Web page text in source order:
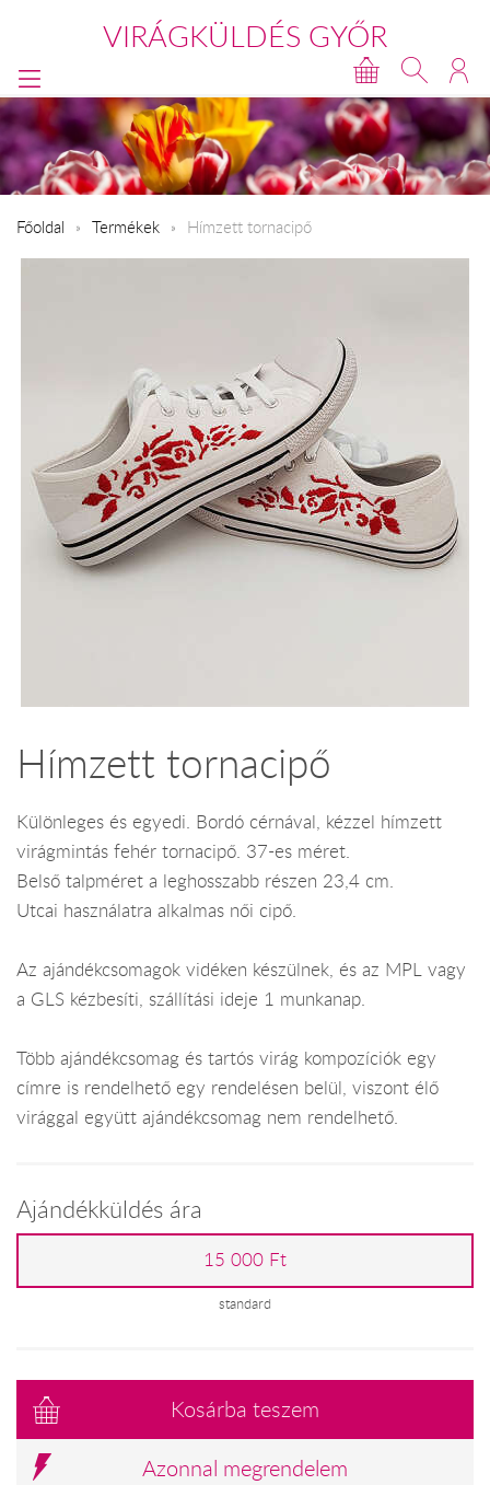
VIRÁGKÜLDÉS GYŐR
Főoldal Termékek Hímzett tornacipő
Hímzett tornacipő
Különleges és egyedi. Bordó cérnával, kézzel hímzett
virágmintás fehér tornacipő. 37-es méret.
Belső talpméret a leghosszabb részen 23,4 cm.
Utcai használatra alkalmas női cipő.
Az ajándékcsomagok vidéken készülnek, és az MPL vagy
a GLS kézbesíti, szállítási ideje 1 munkanap.
Több ajándékcsomag és tartós virág kompozíciók egy
címre is rendelhető egy rendelésen belül, viszont élő
virággal együtt ajándékcsomag nem rendelhető.
Ajándékküldés ára
15 000 Ft
standard
Kosárba teszem
Azonnal megrendelem